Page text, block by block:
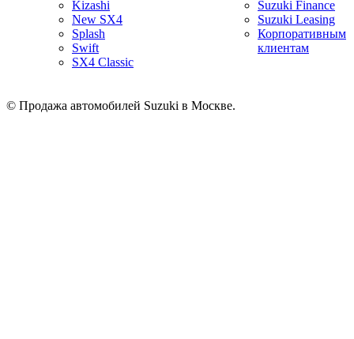
Kizashi
New SX4
Splash
Swift
SX4 Classic
Suzuki Finance
Suzuki Leasing
Корпоративным
клиентам
© Продажа автомобилей Suzuki в Москве.